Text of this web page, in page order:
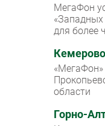
МегаФон
«Западных
для более
Кемерово
«МегаФон»
области
Горно-